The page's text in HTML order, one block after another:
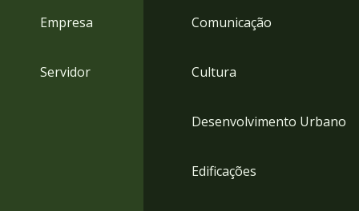
Empresa
Servidor
Comunicação
Cultura
Desenvolvimento Urbano
Edificações